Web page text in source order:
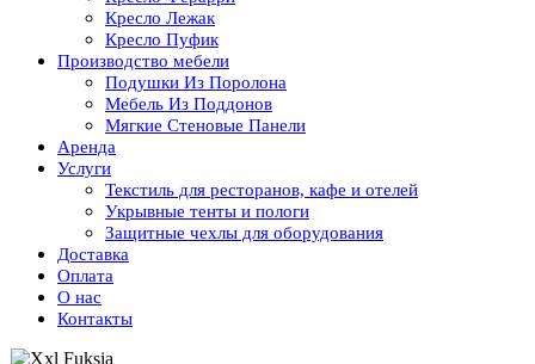
Кресло Лежак
Кресло Пуфик
Производство мебели
Подушки Из Поролона
Мебель Из Поддонов
Мягкие Стеновые Панели
Аренда
Услуги
Текстиль для ресторанов, кафе и отелей
Укрывные тенты и пологи
Защитные чехлы для оборудования
Доставка
Оплата
О нас
Контакты